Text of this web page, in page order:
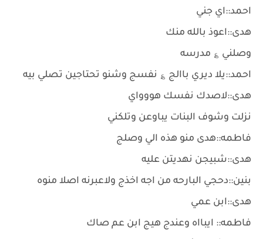
احمد::اي جني
هدى::اعوذ بالله منك
وصلني ؏ مدرسه
احمد::يلا ديري باالج ؏ نفسج وشنو تحتاجين تصلي بيه
هدى::لاصدك نفسك هووواي
نزلت وشوف البنات يباوعن وتلكني
فاطمه::هدى منو هذه الي وصلج
هدى::شبيجن نهديتن عليه
بنين::دحجي البارحه من اجه اخذج ولاعبرنه اصلا منوه
هدى::ابن عمي
فاطمه:: ايبااه وعندج هيج ابن عم صاك